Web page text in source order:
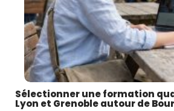
Sélectionner une formation
Lyon et Grenoble autour de